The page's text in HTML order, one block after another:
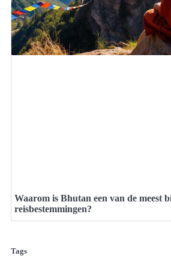
Waarom is Bhutan een van de meest
reisbestemmingen?
Tags